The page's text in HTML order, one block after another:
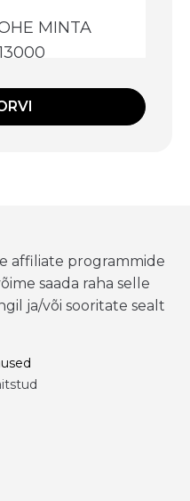
MINTA
affiliate programmide
saada raha selle
ja/või sooritate sealt